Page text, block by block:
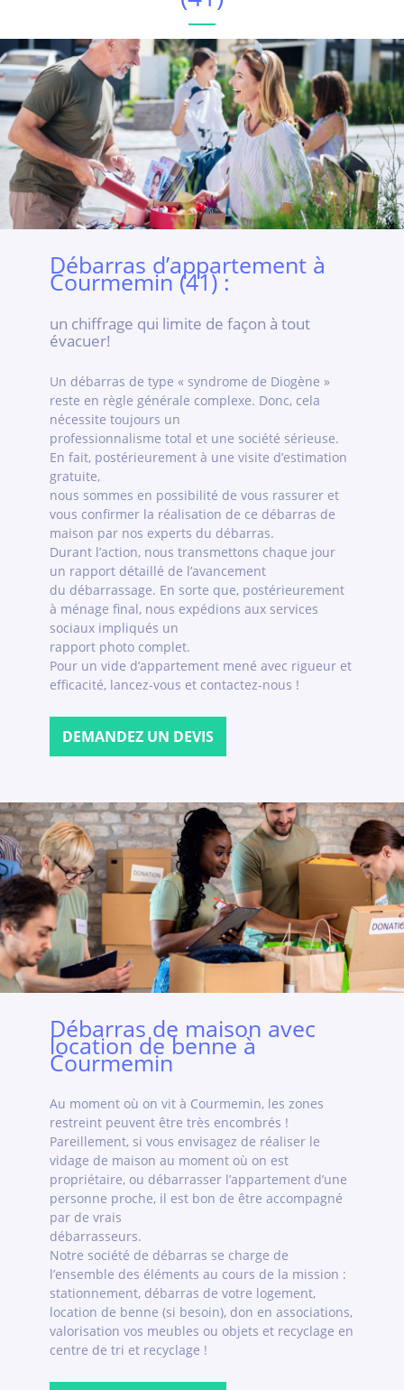
Débarras d’appartement à
Courmemin (41) :
un chiffrage qui limite de façon à tout
évacuer!
Un débarras de type « syndrome de Diogène »
reste en règle générale complexe. Donc, cela
nécessite toujours un
professionnalisme total et une société sérieuse.
En fait, postérieurement à une visite d’estimation
gratuite,
nous sommes en possibilité de vous rassurer et
vous confirmer la réalisation de ce débarras de
maison par nos experts du débarras.
Durant l’action, nous transmettons chaque jour
un rapport détaillé de l’avancement
du débarrassage. En sorte que, postérieurement
à ménage final, nous expédions aux services
sociaux impliqués un
rapport photo complet.
Pour un vide d’appartement mené avec rigueur et
efficacité, lancez-vous et contactez-nous !
DEMANDEZ UN DEVIS
Débarras de maison avec
location de benne à
Courmemin
Au moment où on vit à Courmemin, les zones
restreint peuvent être très encombrés !
Pareillement, si vous envisagez de réaliser le
vidage de maison au moment où on est
propriétaire, ou débarrasser l’appartement d’une
personne proche, il est bon de être accompagné
par de vrais
débarrasseurs.
Notre société de débarras se charge de
l’ensemble des éléments au cours de la mission :
stationnement, débarras de votre logement,
location de benne (si besoin), don en associations,
valorisation vos meubles ou objets et recyclage en
centre de tri et recyclage !